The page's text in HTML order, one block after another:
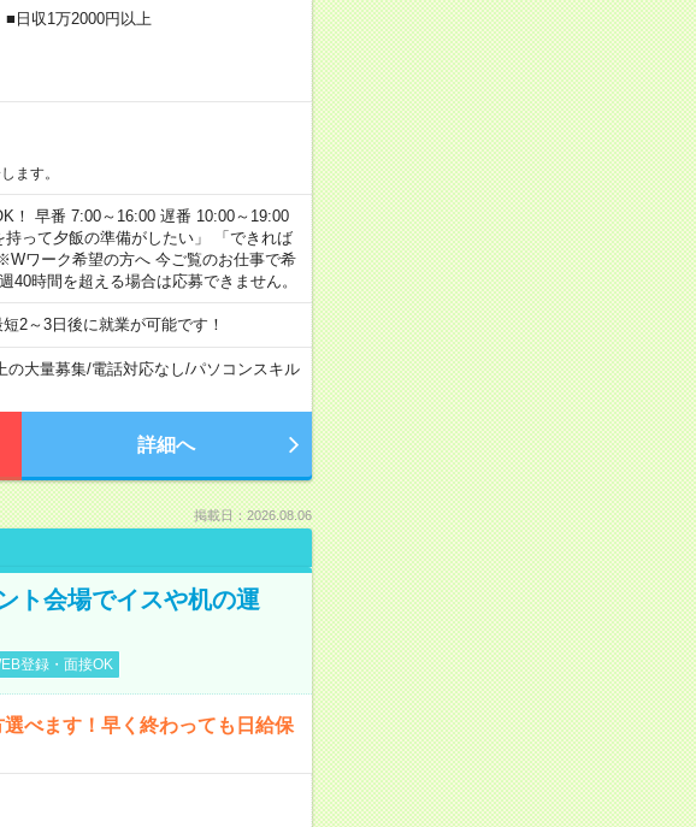
収1万2000円以上
ます。
！ 早番 7:00～16:00 遅番 10:00～19:00
って夕飯の準備がしたい」 「できれば
ワーク希望の方へ 今ご覧のお仕事で希
時間を超える場合は応募できません。
2～3日後に就業が可能です！
の大量募集/電話対応なし/パソコンスキル
詳細へ
掲載日：2026.08.06
ト会場でイスや机の運
登録・面接OK
べます！早く終わっても日給保